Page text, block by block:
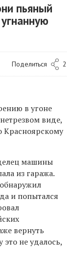
пьяный
Поделиться 2
в угоне
виде,
Красноярскому
машины
из гаража.
обнаружил
и попытался
вернуть
не удалось,